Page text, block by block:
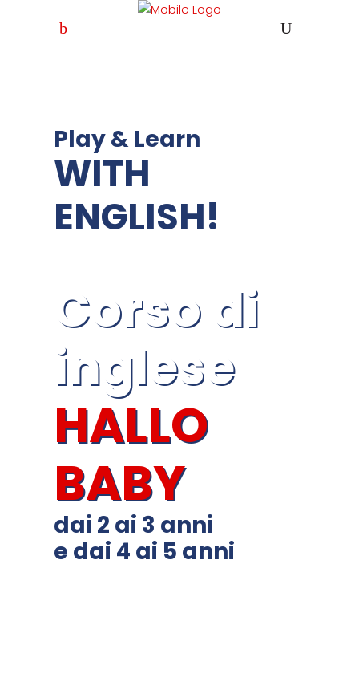
Play & Learn
WITH
ENGLISH!
Corso di
inglese
HALLO
BABY
dai 2 ai 3 anni
e dai 4 ai 5 anni